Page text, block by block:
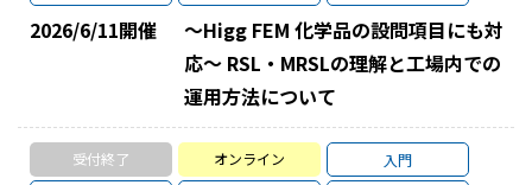
2026/6/11開催
～Higg FEM 化学品の設問項目にも対
応～ RSL・MRSLの理解と工場内での
運用方法について
受付終了 オンライン
入門